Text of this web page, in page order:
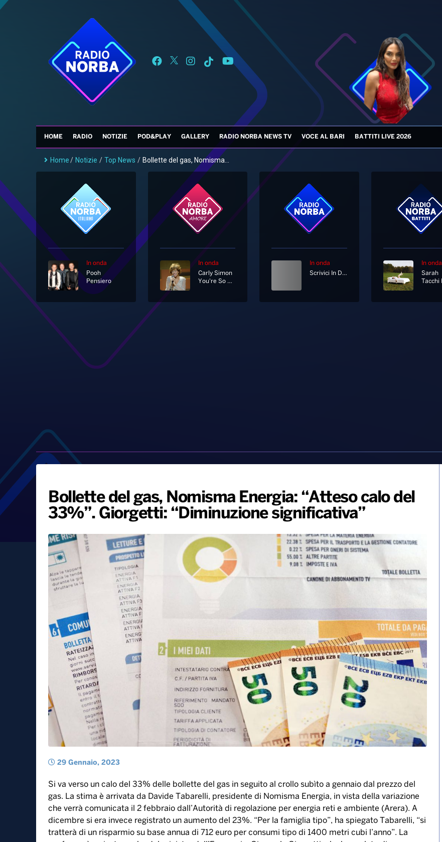
HOME RADIO NOTIZIE POD&PLAY GALLERY RADIO NORBA NEWS TV VOCE AL BARI BATTITI LIVE 2026
Home/ Notizie / Top News / Bollette del gas, Nomisma...
In onda
Pooh
Pensiero
In onda
Carly Simon
You're So Vain
In onda
Scrivici In Diretta Su Whatsapp Al 333 12 12 333
In onda
Sarah
Bollette del gas, Nomisma Energia: “Atteso calo del
33%”. Giorgetti: “Diminuzione significativa”
29 Gennaio, 2023
Si va verso un calo del 33% delle bollette del gas in seguito al crollo subìto a gennaio dal prezzo del
gas. La stima è arrivata da Davide Tabarelli, presidente di Nomisma Energia, in vista della variazione
che verrà comunicata il 2 febbraio dall’Autorità di regolazione per energia reti e ambiente (Arera). A
dicembre si era invece registrato un aumento del 23%. “Per la famiglia tipo”, ha spiegato Tabarelli, “si
tratterà di un risparmio su base annua di 712 euro per consumi tipo di 1400 metri cubi l’anno”. La